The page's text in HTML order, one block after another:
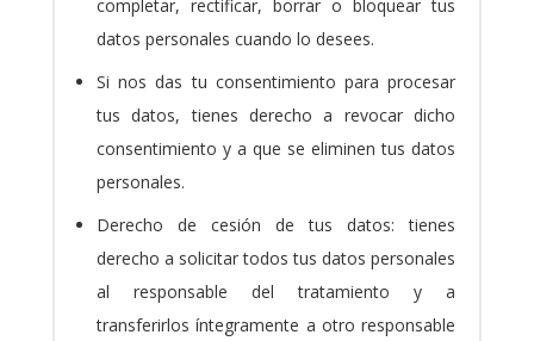
completar, rectificar, borrar o bloquear tus
datos personales cuando lo desees.
Si nos das tu consentimiento para procesar
tus datos, tienes derecho a revocar dicho
consentimiento y a que se eliminen tus datos
personales.
Derecho de cesión de tus datos: tienes
derecho a solicitar todos tus datos personales
al responsable del tratamiento y a
transferirlos íntegramente a otro responsable